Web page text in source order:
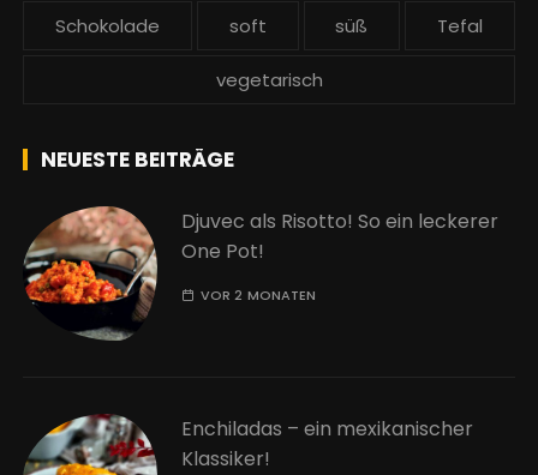
Schokolade soft süß Tefal
vegetarisch
NEUESTE BEITRÄGE
Djuvec als Risotto! So ein leckerer
One Pot!
VOR 2 MONATEN
Enchiladas – ein mexikanischer
Klassiker!